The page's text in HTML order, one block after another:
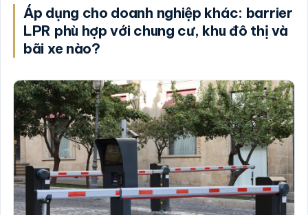
Áp dụng cho doanh nghiệp khác: barrier
LPR phù hợp với chung cư, khu đô thị và
bãi xe nào?